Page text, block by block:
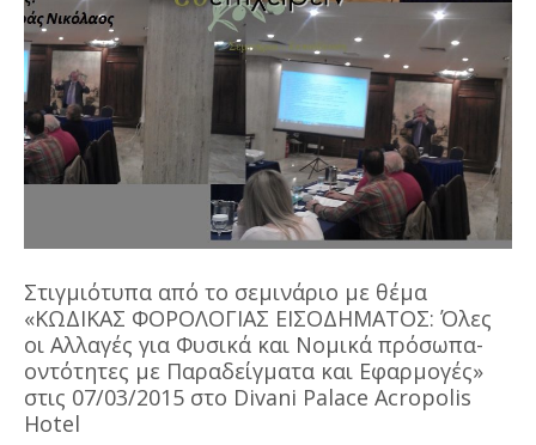
Στιγμιότυπα από το σεμινάριο με θέμα
«ΚΩΔΙΚΑΣ ΦΟΡΟΛΟΓΙΑΣ ΕΙΣΟΔΗΜΑΤΟΣ: Όλες
οι Αλλαγές για Φυσικά και Νομικά πρόσωπα-
οντότητες με Παραδείγματα και Εφαρμογές»
στις 07/03/2015 στο Divani Palace Acropolis
Hotel